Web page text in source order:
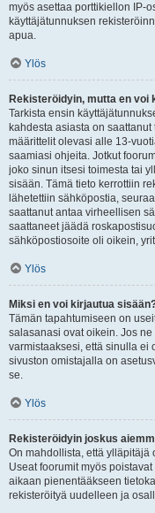
myös asettaa porttikiellon IP-
käyttäjätunnuksen
apua.
Ylös
Rekisteröidyin, mutta en voi
Tarkista ensin
kahdesta asiasta on
määrittelit olevasi alle 13-
saamiasi ohjeita. Jotkut
joko sinun itsesi toimesta tai
sisään. Tämä tieto kerrottiin
lähetettiin sähköpostia,
saattanut antaa virheellisen
saattaneet jäädä
sähköpostiosoite oli oikein,
Ylös
Miksi en voi kirjautua
Tämän tapahtumiseen on
salasanasi ovat oikein. Jos
varmistaaksesi, että sinulla ei
sivuston omistajalla on
se.
Ylös
Rekisteröidyin joskus
On mahdollista, että ylläpitäjä
Useat foorumit myös
aikaan pienentääkseen
rekisteröityä uudelleen ja